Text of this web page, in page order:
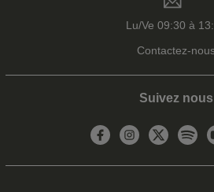
Lu/Ve 09:30 à
Contactez-
Suivez nous